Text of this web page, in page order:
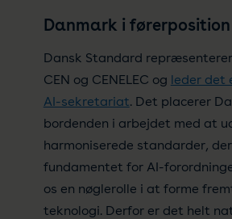
Danmark i førerposition
Dansk Standard
CEN og CENELEC og leder det
AI-sekretariat. Det placerer
bordenden i arbejdet med at
harmoniserede standarder,
fundamentet for AI-
os en nøglerolle i at forme
teknologi. Derfor er det helt